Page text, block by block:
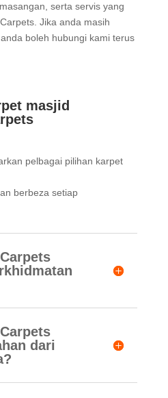
serta servis yang
Jika anda masih
boleh hubungi kami terus
masjid
pelbagai pilihan karpet
berbeza setiap
dari